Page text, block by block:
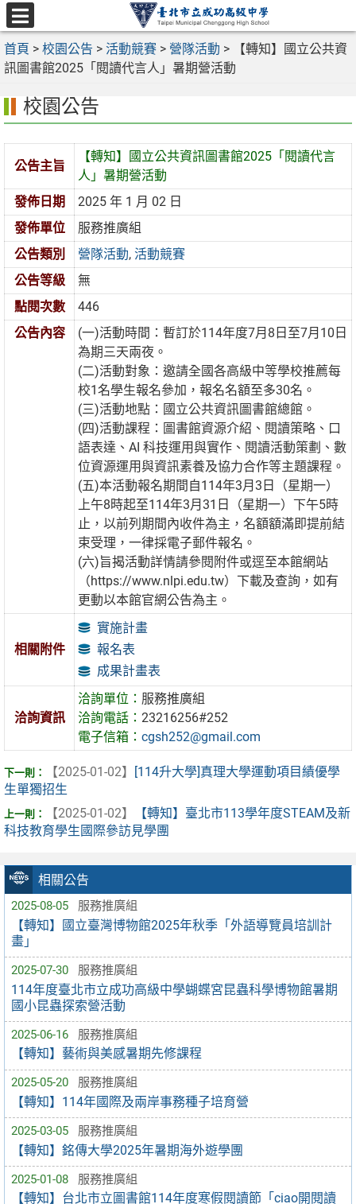
跳
至
主
要
區
選
單
首頁 > 校園公告 > 活動競賽 > 營隊活動 >
【轉知】國立公共資
訊圖書館2025「閱讀代言人」暑期營活動
相關公告
2025-08-05 服務推廣組
【轉知】國立臺灣博物館2025年秋季「外語導覽員培訓計
畫」
2025-07-30 服務推廣組
114年度臺北市立成功高級中學蝴蝶宮昆蟲科學博物館暑期
國小昆蟲探索營活動
2025-06-16 服務推廣組
【轉知】藝術與美感暑期先修課程
2025-05-20 服務推廣組
【轉知】114年國際及兩岸事務種子培育營
2025-03-05 服務推廣組
【轉知】銘傳大學2025年暑期海外遊學團
2025-01-08 服務推廣組
【轉知】台北市立圖書館114年度寒假閱讀節「ciao開閱讀
校園公告
公告主旨
【轉知】國立公共資訊圖書館2025「閱讀代言
人」暑期營活動
發佈日期
2025 年 1 月 02 日
發佈單位
服務推廣組
公告類別
營隊活動,活動競賽
公告等級
無
點閱次數
446
公告內容
(一)活動時間：暫訂於114年度7月8日至7月10日
為期三天兩夜。
(二)活動對象：邀請全國各高級中等學校推薦每
校1名學生報名參加，報名名額至多30名。
(三)活動地點：國立公共資訊圖書館總館。
(四)活動課程：圖書館資源介紹、閱讀策略、口
語表達、AI 科技運用與實作、閱讀活動策劃、數
位資源運用與資訊素養及協力合作等主題課程。
(五)本活動報名期間自114年3月3日（星期一）
上午8時起至114年3月31日（星期一）下午5時
止，以前列期間內收件為主，名額額滿即提前結
束受理，一律採電子郵件報名。
(六)旨揭活動詳情請參閱附件或逕至本館網站
（https://www.nlpi.edu.tw）下載及查詢，如有
更動以本館官網公告為主。
相關附件
實施計畫
報名表
成果計畫表
洽詢資訊
洽詢單位： 服務推廣組
洽詢電話：23216256#252
電子信箱：cgsh252@gmail.com
【2025-01-02】
[114升大學]真理大學運動項目績優學
生單獨招生
【2025-01-02】
【轉知】臺北市113學年度STEAM及新
科技教育學生國際參訪見學團